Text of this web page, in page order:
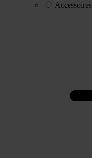
Accessoires